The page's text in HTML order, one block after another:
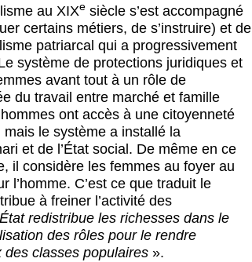
au XIXe siècle s’est accompagné
certains métiers, de s’instruire) et de
patriarcal qui a progressivement
système de protections juridiques et
avant tout à un rôle de
du travail entre marché et famille
ont accès à une citoyenneté
le système a installé la
et de l’État social. De même en ce
il considère les femmes au foyer au
l’homme. C’est ce que traduit le
à freiner l’activité des
redistribue les richesses dans le
des rôles pour le rendre
des classes populaires ».